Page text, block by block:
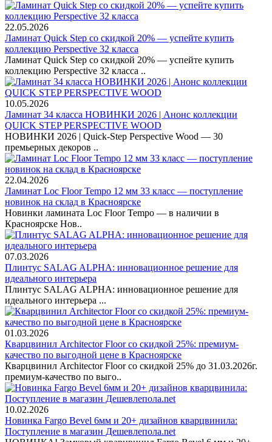
22.05.2026
Ламинат Quick Step со скидкой 20% — успейте купить
коллекцию Perspective 32 класса
Ламинат Quick Step со скидкой 20% — успейте купить
коллекцию Perspective 32 класса ..
10.05.2026
Ламинат 34 класса НОВИНКИ 2026 | Анонс коллекции
QUICK STEP PERSPECTIVE WOOD
НОВИНКИ 2026 | Quick-Step Perspective Wood — 30
премьерных декоров ..
22.04.2026
Ламинат Loc Floor Tempo 12 мм 33 класс — поступление
новинок на склад в Красноярске
Новинки ламината Loc Floor Tempo — в наличии в
Красноярске Нов..
07.03.2026
Плинтус SALAG ALPHA: инновационное решение для
идеального интерьера
Плинтус SALAG ALPHA: инновационное решение для
идеального интерьера ...
01.03.2026
Кварцвинил Architector Floor со скидкой 25%: премиум-
качество по выгодной цене в Красноярске
Кварцвинил Architector Floor со скидкой 25% до 31.03.2026г.
премиум-качество по выго..
10.02.2026
Новинка Fargo Bevel 6мм и 20+ дизайнов кварцвинила:
Поступление в магазин Дешевлепола.net